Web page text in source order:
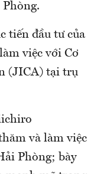
tiến đầu tư của
việc với Cơ
(JICA) tại trụ
và làm việc
Phòng; bày